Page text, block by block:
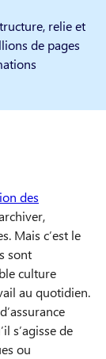
relie et
de pages
des
Mais c’est le
sont
culture
au quotidien.
s’agisse de
ou